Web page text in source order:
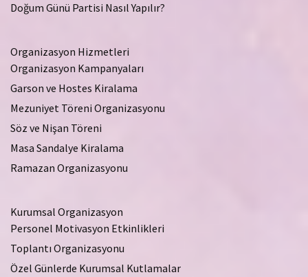
Doğum Günü Partisi Nasıl Yapılır?
Organizasyon Hizmetleri
Organizasyon Kampanyaları
Garson ve Hostes Kiralama
Mezuniyet Töreni Organizasyonu
Söz ve Nişan Töreni
Masa Sandalye Kiralama
Ramazan Organizasyonu
Kurumsal Organizasyon
Personel Motivasyon Etkinlikleri
Toplantı Organizasyonu
Özel Günlerde Kurumsal Kutlamalar